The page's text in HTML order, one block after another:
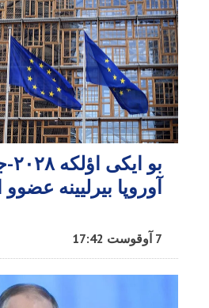
بو
آوروپا بیرلیینه عضوو
7 آوقوست 17:42